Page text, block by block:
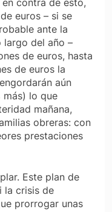
euros – si se
ante la
largo del año –
de euros, hasta
de euros la
aún
más) lo que
mañana,
obreras: con
prestaciones
Este plan de
la crisis de
prorrogar unas